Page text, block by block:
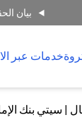
بيان
خدمات عبر
| سيتي بنك